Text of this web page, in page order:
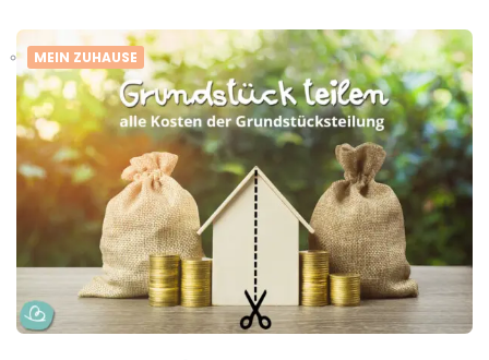
MEIN ZUHAUSE